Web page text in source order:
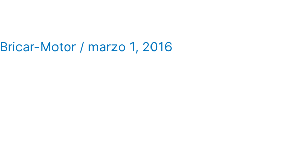
Bricar-Motor / marzo 1, 2016